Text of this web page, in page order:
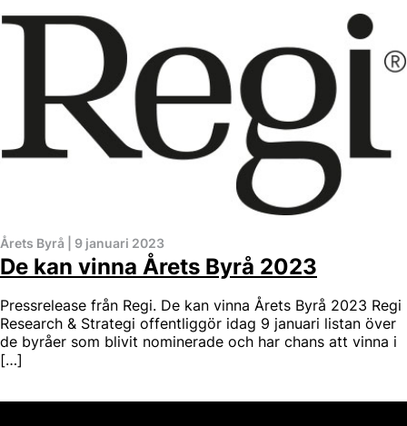
Årets Byrå 9 januari 2023
De kan vinna Årets Byrå 2023
Pressrelease från Regi. De kan vinna Årets Byrå 2023 Regi
Research & Strategi offentliggör idag 9 januari listan över
de byråer som blivit nominerade och har chans att vinna i
[…]